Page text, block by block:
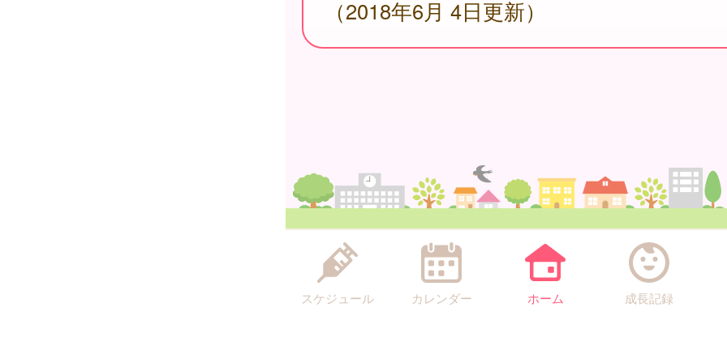
（2018年6月 4日更新）
スケジュール カレンダー ホーム 成長記録